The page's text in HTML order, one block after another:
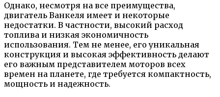
Однако, несмотря на все преимущества,
двигатель Ванкеля имеет и некоторые
недостатки. В частности, высокий расход
топлива и низкая экономичность
использования. Тем не менее, его уникальная
конструкция и высокая эффективность делают
его важным представителем моторов всех
времен на планете, где требуется компактность,
мощность и надежность.